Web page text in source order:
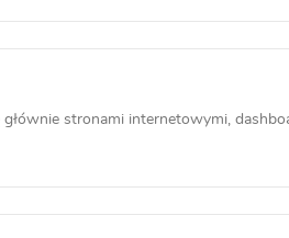
stronami internetowymi,